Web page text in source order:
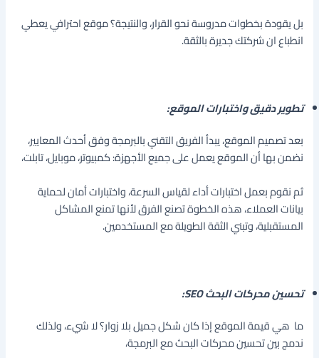
بل يقودة بخطوات مدروسة نحو القرار، والنتيجة؟ موقع احترافي يعطي
انطباع ان شركتك جديرة بالثقة.
تطوير دقيق واختبارات الموقع:
بعد تصميم الموقع، يبدأ الفريق التقني بالبرمجة وفق أحدث المعايير،
نضمن بها أن الموقع يعمل على جميع الأجهزة: كمبيوتر، موبايل، تابلت،
ثم نقوم بعمل اختبارات أداء لقياس السرعة، واختبارات أمان لحماية
بيانات العملاء، هذه الخطوة تصنع الفرق لأنها تمنع المشاكل
المستقبلية، وتبني الثقة الطويلة مع المستخدمين.
تحسين محركات البحث SEO:
ما هي قيمة الموقع إذا كان شكل جميل بلا زوار؟ لا شيء، ولذلك
ندمج بين تحسين محركات البحث مع البرمجة،